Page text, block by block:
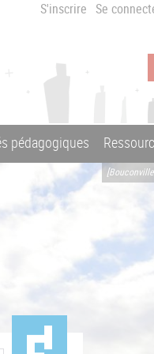
S'inscrire Se
pédagogiques